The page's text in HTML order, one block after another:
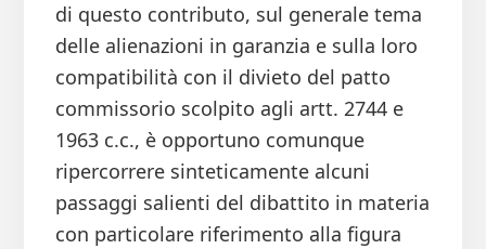
di questo contributo, sul generale tema
delle alienazioni in garanzia e sulla loro
compatibilità con il divieto del patto
commissorio scolpito agli artt. 2744 e
1963 c.c., è opportuno comunque
ripercorrere sinteticamente alcuni
passaggi salienti del dibattito in materia
con particolare riferimento alla figura